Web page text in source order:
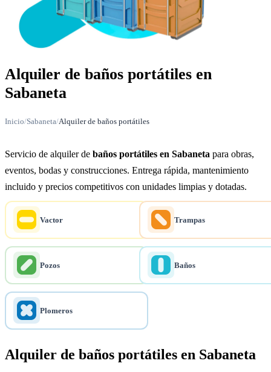
Alquiler de baños portátiles en
Sabaneta
Inicio/Sabaneta/Alquiler de baños portátiles
Servicio de alquiler de baños portátiles en Sabaneta para obras,
eventos, bodas y construcciones. Entrega rápida, mantenimiento
incluido y precios competitivos con unidades limpias y dotadas.
Vactor Trampas
Pozos Baños
Plomeros
Alquiler de baños portátiles en Sabaneta